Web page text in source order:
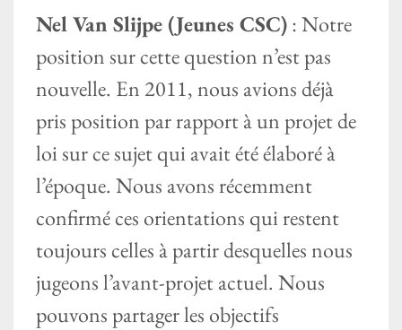
Nel Van Slijpe (Jeunes CSC): Notre
position sur cette question n’est pas
nouvelle. En 2011, nous avions déjà
pris position par rapport à un projet de
loi sur ce sujet qui avait été élaboré à
l’époque. Nous avons récemment
confirmé ces orientations qui restent
toujours celles à partir desquelles nous
jugeons l’avant-projet actuel. Nous
pouvons partager les objectifs